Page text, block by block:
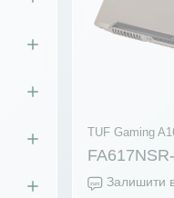
TUF Gaming
Залишити